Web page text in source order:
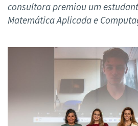
consultora premiou um
Matemática Aplicada e